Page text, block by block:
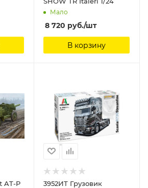
Мало
8 720 руб./шт
В корзину
3952ИТ Грузовик